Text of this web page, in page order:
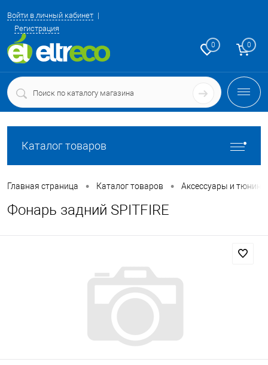
Войти в личный кабинет
Регистрация
0 0
Каталог товаров
Главная страница • Каталог товаров • Аксессуары и тюнинг
Фонарь задний SPITFIRE